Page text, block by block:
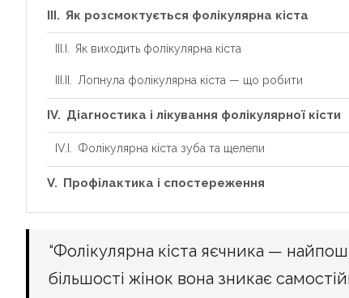
Як розсмоктується фолікулярна кіста
Як виходить фолікулярна кіста
Лопнула фолікулярна кіста — що робити
Діагностика і лікування фолікулярної кісти
Фолікулярна кіста зуба та щелепи
Профілактика і спостереження
“Фолікулярна кіста яєчника —
більшості жінок вона зникає